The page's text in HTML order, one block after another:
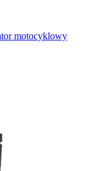
motocyklowy